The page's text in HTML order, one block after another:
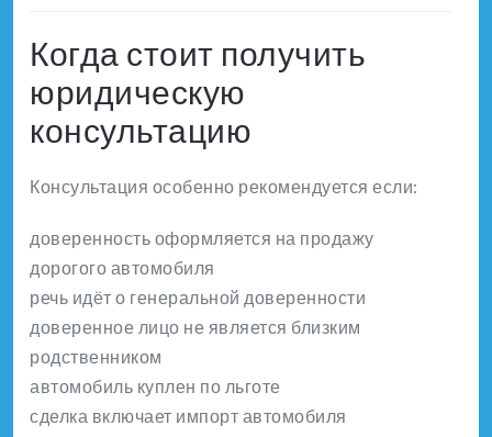
Когда стоит получить
юридическую
консультацию
Консультация особенно рекомендуется если:
доверенность оформляется на продажу
дорогого автомобиля
речь идёт о генеральной доверенности
доверенное лицо не является близким
родственником
автомобиль куплен по льготе
сделка включает импорт автомобиля